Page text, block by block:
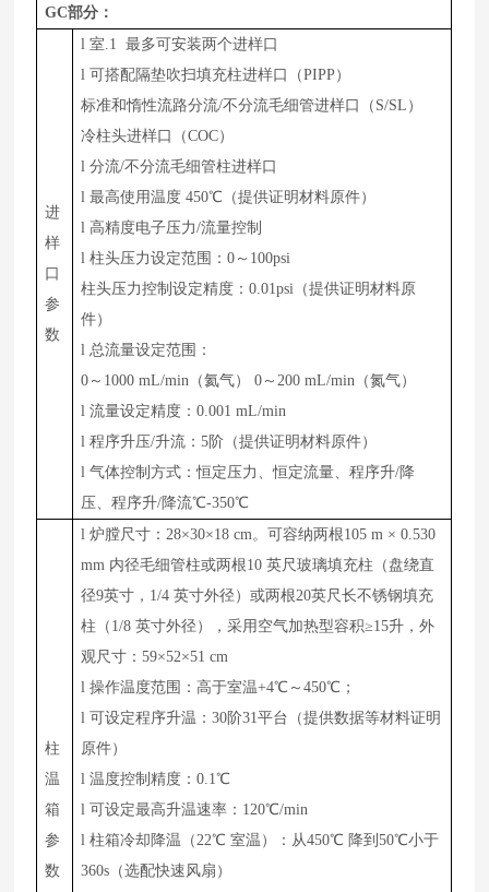
GC部分：
进
样
口
参
数
l室.1 最多可安装两个进样口
l可搭配隔垫吹扫填充柱进样口（PIPP）
标准和惰性流路分流/不分流毛细管进样口（S/SL）
冷柱头进样口（COC）
l分流/不分流毛细管柱进样口
l最高使用温度 450℃（提供证明材料原件）
l 高精度电子压力/流量控制
l柱头压力设定范围：0～100psi
柱头压力控制设定精度：0.01psi（提供证明材料原
件）
l总流量设定范围：
0～1000 mL/min（氦气） 0～200 mL/min（氮气）
l流量设定精度：0.001 mL/min
l程序升压/升流：5阶（提供证明材料原件）
l气体控制方式：恒定压力、恒定流量、程序升/降
压、程序升/降流℃-350℃
柱
温
箱
参
数
l炉膛尺寸：28×30×18 cm。可容纳两根105 m × 0.530
mm 内径毛细管柱或两根10 英尺玻璃填充柱（盘绕直
径9英寸，1/4 英寸外径）或两根20英尺长不锈钢填充
柱（1/8 英寸外径），采用空气加热型容积≥15升，外
观尺寸：59×52×51 cm
l操作温度范围：高于室温+4℃～450℃；
l可设定程序升温：30阶31平台（提供数据等材料证明
原件）
l温度控制精度：0.1℃
l可设定最高升温速率：120℃/min
l柱箱冷却降温（22℃ 室温）：从450℃ 降到50℃小于
360s（选配快速风扇）